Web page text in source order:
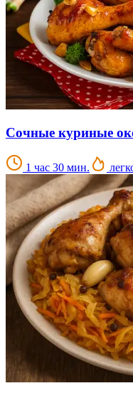
Сочные куриные
1 час 30 мин.